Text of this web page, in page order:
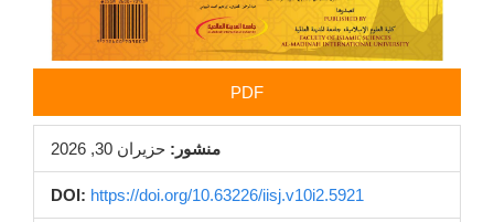
PDF
منشور: حزيران 30, 2026
DOI: https://doi.org/10.63226/iisj.v10i2.5921